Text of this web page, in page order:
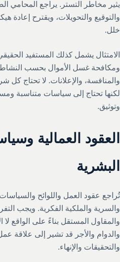
يثير مخاطر التستر. يراجع المحامي
والتوقيع والتحويلات، ويقترح إعادة
خلل.
الامتثال يشمل كذلك المستفيد
ومكافحة غسل الأموال بحسب النشاط،
والمنافسة، والإعلانات. لا تحتاج
لكنها تحتاج إلى سياسات متناسبة
وتوثيق.
العقود العمالية
البشرية
تُراجع عقود العمل واللوائح
والسرية والملكية الفكرية. ويجب
والمقاول المستقل بناءً على الواقع لا
والدوام والأجر قد تشير إلى علاقة
والتحقيقات والإنهاء.